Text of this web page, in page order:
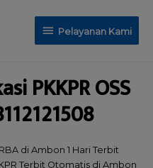
Pelayanan Kami
PKKPR OSS
di Ambon 1 Hari Terbit
Terbit Otomatis di Ambon